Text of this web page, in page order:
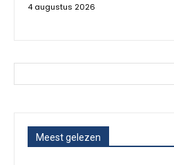
4 augustus 2026
Meest gelezen